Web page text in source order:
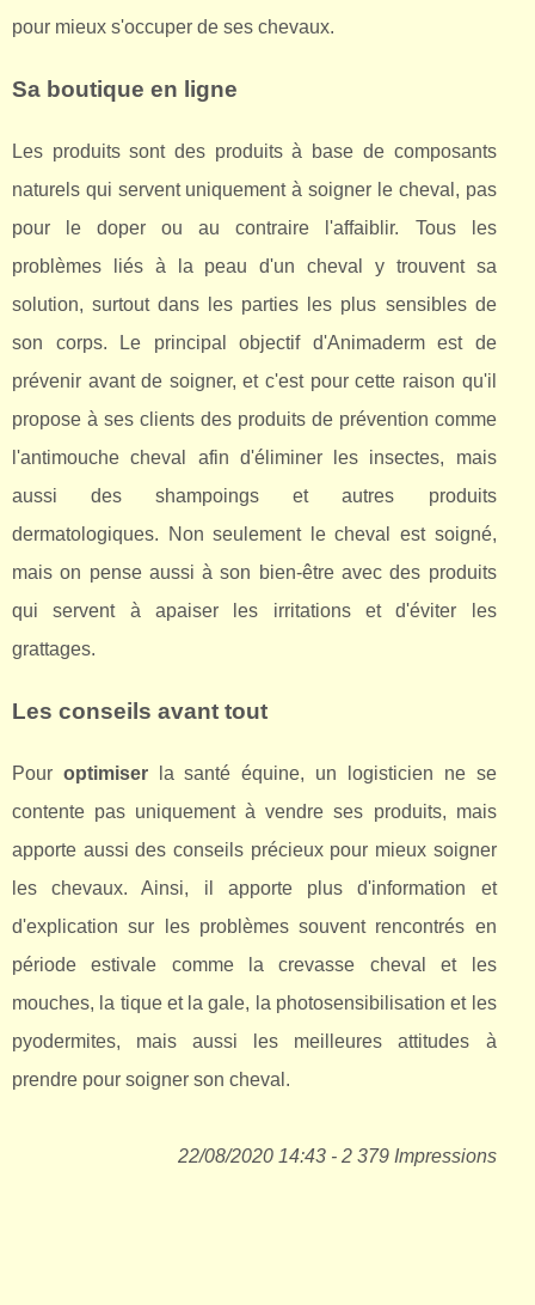
pour mieux s'occuper de ses chevaux.
Sa boutique en ligne
Les produits sont des produits à base de composants
naturels qui servent uniquement à soigner le cheval, pas
pour le doper ou au contraire l'affaiblir. Tous les
problèmes liés à la peau d'un cheval y trouvent sa
solution, surtout dans les parties les plus sensibles de
son corps. Le principal objectif d'Animaderm est de
prévenir avant de soigner, et c'est pour cette raison qu'il
propose à ses clients des produits de prévention comme
l'antimouche cheval afin d'éliminer les insectes, mais
aussi des shampoings et autres produits
dermatologiques. Non seulement le cheval est soigné,
mais on pense aussi à son bien-être avec des produits
qui servent à apaiser les irritations et d'éviter les
grattages.
Les conseils avant tout
Pour optimiserla santé équine, un logisticien ne se
contente pas uniquement à vendre ses produits, mais
apporte aussi des conseils précieux pour mieux soigner
les chevaux. Ainsi, il apporte plus d'information et
d'explication sur les problèmes souvent rencontrés en
période estivale comme la crevasse cheval et les
mouches, la tique et la gale, la photosensibilisation et les
pyodermites, mais aussi les meilleures attitudes à
prendre pour soigner son cheval.
22/08/2020 14:43 - 2 379 Impressions